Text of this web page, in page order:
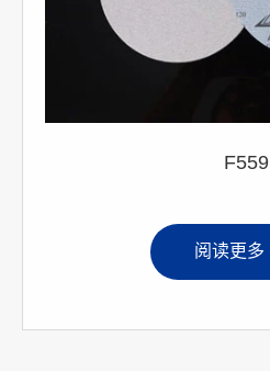
F559
阅读更多